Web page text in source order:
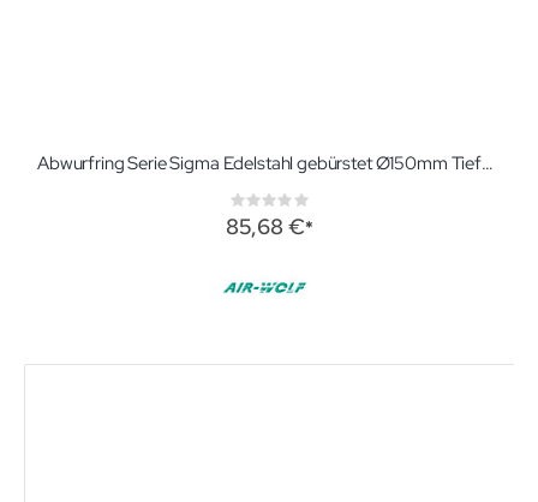
Abwurfring Serie Sigma Edelstahl gebürstet Ø150mm Tiefe150mm
Rating:
0%
85,68 €